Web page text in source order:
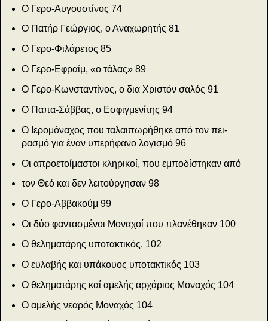
Ο Γερο-Αυγουστίνος 74
Ο Πατήρ Γεώργιος, ο Αναχωρητής 81
Ο Γερο-Φιλάρετος 85
Ο Γερο-Εφραίμ, «ο τάλας» 89
Ο Γερο-Κωνσταντίνος, ο δια Χριστόν σαλός 91
Ο Παπα-Σάββας, ο Εσφιγμενίτης 94
Ο Ιερομόναχος που ταλαιπωρήθηκε από τον πει­
ρασμό για έναν υπερήφανο λογισμό 96
Οι απροετοίμαστοι κληρικοί, που εμποδίστηκαν από
τον Θεό και δεν λειτούργησαν 98
Ο Γερο-Αββακούμ 99
Οι δύο φαντασμένοι Μοναχοί που πλανέθηκαν 100
Ο θεληματάρης υποτακτικός. 102
Ο ευλαβής και υπάκουος υποτακτικός 103
Ο θεληματάρης καί αμελής αρχάριος Μοναχός 104
Ο αμελής νεαρός Μοναχός 104